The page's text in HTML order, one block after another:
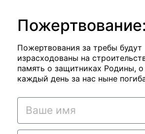
Пожертвование:
Пожертвования за требы будут
израсходованы на
память о защитниках Родины,
каждый день за нас ныне